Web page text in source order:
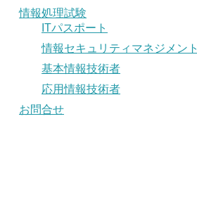
情報処理試験
ITパスポート
情報セキュリティマネジメント
基本情報技術者
応用情報技術者
お問合せ